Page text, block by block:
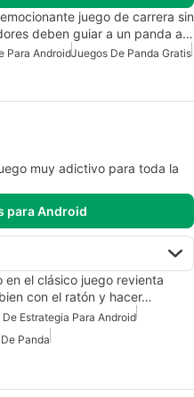
juego de carrera sin
deben guiar a un panda a…
Para AndroidJuegos De Panda Gratis
muy adictivo para toda la
para Android
en el clásico juego revienta
con el ratón y hacer…
Estrategia Para Android
Panda